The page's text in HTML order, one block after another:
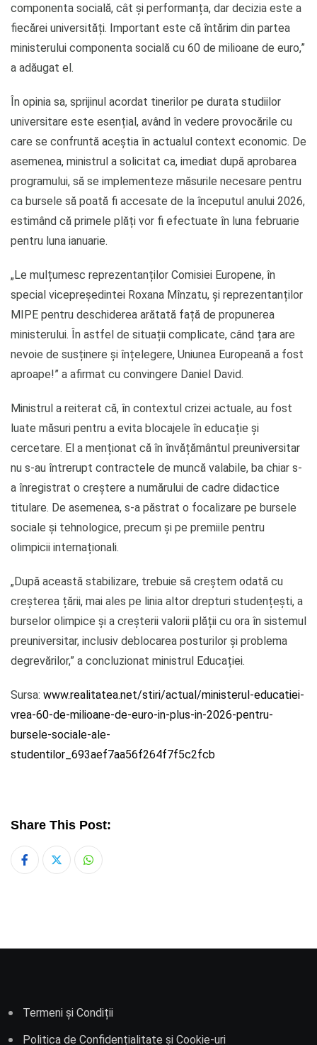
componenta socială, cât și performanța, dar decizia este a
fiecărei universități. Important este că întărim din partea
ministerului componenta socială cu 60 de milioane de euro,”
a adăugat el.
În opinia sa, sprijinul acordat tinerilor pe durata studiilor
universitare este esențial, având în vedere provocările cu
care se confruntă aceștia în actualul context economic. De
asemenea, ministrul a solicitat ca, imediat după aprobarea
programului, să se implementeze măsurile necesare pentru
ca bursele să poată fi accesate de la începutul anului 2026,
estimând că primele plăți vor fi efectuate în luna februarie
pentru luna ianuarie.
„Le mulțumesc reprezentanților Comisiei Europene, în
special vicepreședintei Roxana Mînzatu, și reprezentanților
MIPE pentru deschiderea arătată față de propunerea
ministerului. În astfel de situații complicate, când țara are
nevoie de susținere și înțelegere, Uniunea Europeană a fost
aproape!” a afirmat cu convingere Daniel David.
Ministrul a reiterat că, în contextul crizei actuale, au fost
luate măsuri pentru a evita blocajele în educație și
cercetare. El a menționat că în învățământul preuniversitar
nu s-au întrerupt contractele de muncă valabile, ba chiar s-
a înregistrat o creștere a numărului de cadre didactice
titulare. De asemenea, s-a păstrat o focalizare pe bursele
sociale și tehnologice, precum și pe premiile pentru
olimpicii internaționali.
„După această stabilizare, trebuie să creștem odată cu
creșterea țării, mai ales pe linia altor drepturi studențești, a
burselor olimpice și a creșterii valorii plății cu ora în sistemul
preuniversitar, inclusiv deblocarea posturilor și problema
degrevărilor,” a concluzionat ministrul Educației.
Sursa: www.realitatea.net/stiri/actual/ministerul-educatiei-
vrea-60-de-milioane-de-euro-in-plus-in-2026-pentru-
bursele-sociale-ale-
studentilor_693aef7aa56f264f7f5c2fcb
Share This Post:
Whatsapp
Termeni și Condiții
Politica de Confidențialitate și Cookie-uri